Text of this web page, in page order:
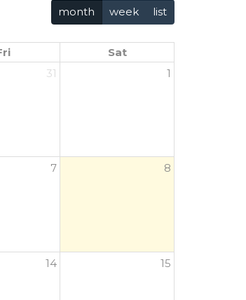
month week list
Sat
31 1
7 8
14 15